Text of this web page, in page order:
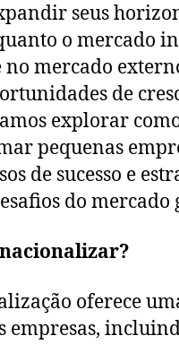
seus
o mercado
no mercado
de
explorar
pequenas
de sucesso e
do mercado
oferece
empresas,